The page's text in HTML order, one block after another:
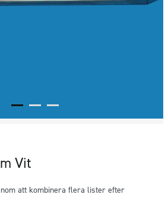
Vit
att kombinera flera lister efter